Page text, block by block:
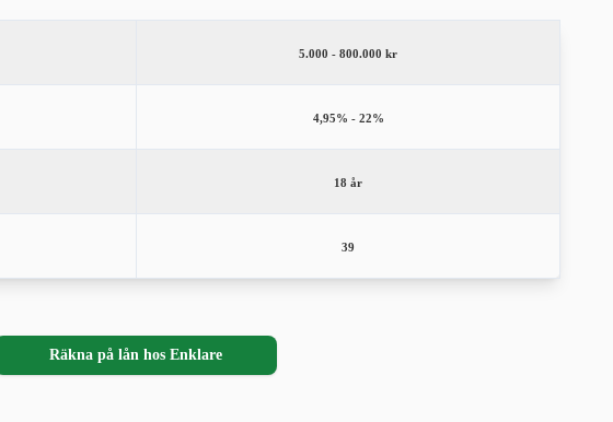
5.000 - 800.000 kr
4,95% - 22%
18 år
39
Räkna på lån hos Enklare